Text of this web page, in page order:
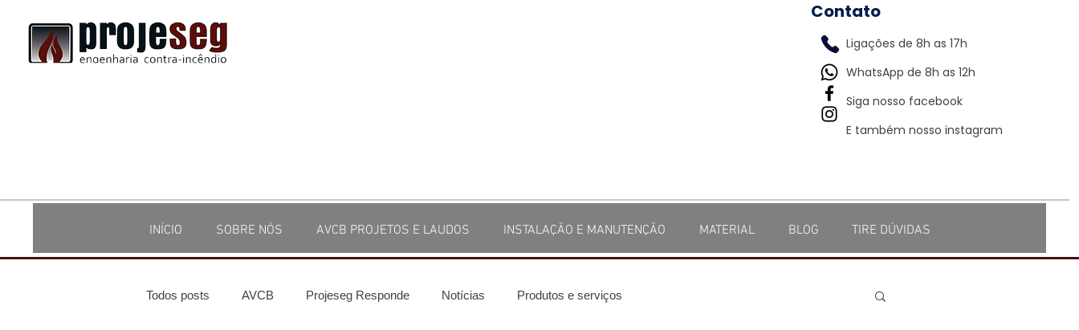
Contato
Ligações de 8h as 17h
WhatsApp de 8h as 12h
Siga nosso facebook
E também nosso instagram
INÍCIO SOBRE NÓS AVCB PROJETOS E LAUDOS INSTALAÇÃO E MANUTENÇÃO MATERIAL BLOG TIRE DÚVIDAS
Todos posts AVCB Projeseg Responde Notícias Produtos e serviços